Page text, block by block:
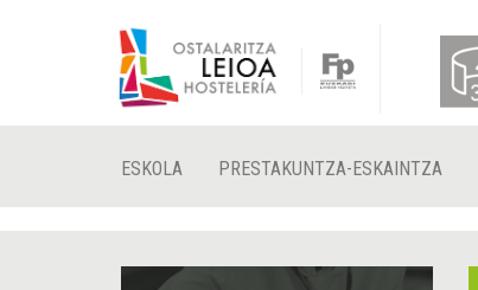
ESKOLA PRESTAKUNTZA-ESKAINTZA